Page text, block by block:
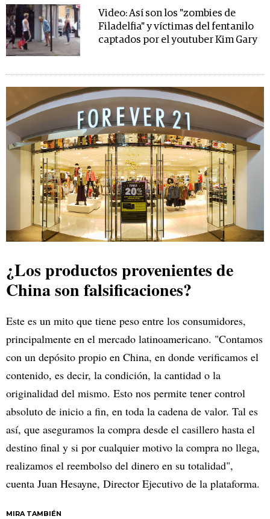
Video: Así son los "zombies de
Filadelfia" y víctimas del fentanilo
captados por el youtuber Kim Gary
¿Los productos provenientes de
China son falsificaciones?
Este es un mito que tiene peso entre los consumidores,
principalmente en el mercado latinoamericano. "Contamos
con un depósito propio en China, en donde verificamos el
contenido, es decir, la condición, la cantidad o la
originalidad del mismo. Esto nos permite tener control
absoluto de inicio a fin, en toda la cadena de valor. Tal es
así, que aseguramos la compra desde el casillero hasta el
destino final y si por cualquier motivo la compra no llega,
realizamos el reembolso del dinero en su totalidad",
cuenta Juan Hesayne, Director Ejecutivo de la plataforma.
MIRA TAMBIÉN